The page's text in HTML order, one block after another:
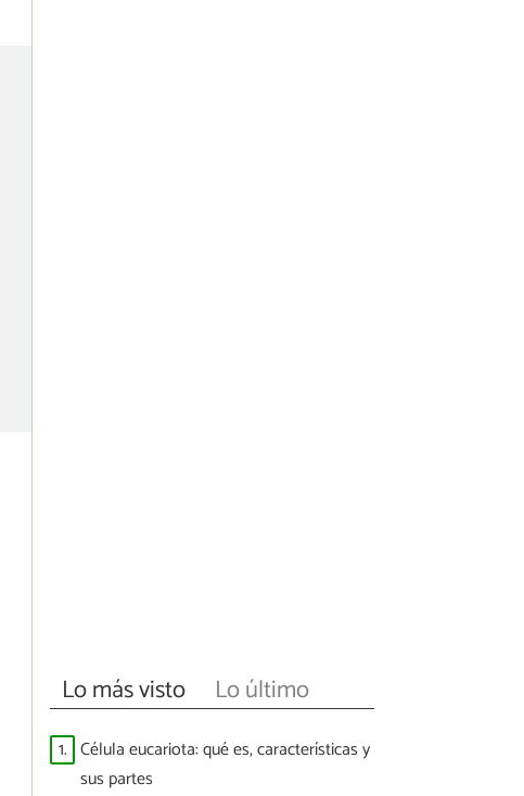
Lo más visto Lo último
1. Célula eucariota: qué es, características y
sus partes